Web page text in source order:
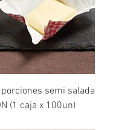
semi salada
(1 caja x 100un)